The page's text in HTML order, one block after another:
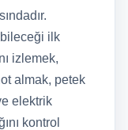
ilk
izlemek,
almak, petek
elektrik
kontrol